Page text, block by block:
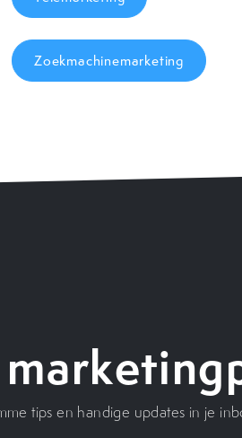
Zoekmachinemarketing
tips en handige updates in je